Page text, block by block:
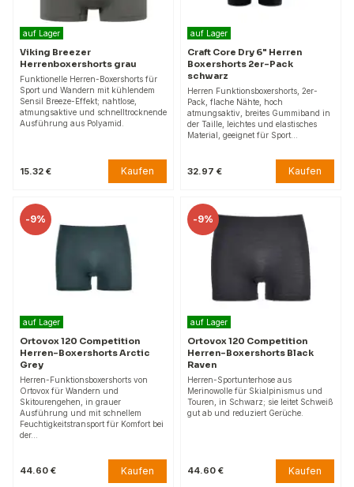
auf Lager
Viking Breezer
Herrenboxershorts grau
Funktionelle Herren-Boxershorts für
Sport und Wandern mit kühlendem
Sensil Breeze-Effekt; nahtlose,
atmungsaktive und schnelltrocknende
Ausführung aus Polyamid.
15.32 € Kaufen
auf Lager
Craft Core Dry 6" Herren
Boxershorts 2er-Pack
schwarz
Herren Funktionsboxershorts, 2er-
Pack, flache Nähte, hoch
atmungsaktiv, breites Gummiband in
der Taille, leichtes und elastisches
Material, geeignet für Sport…
32.97 € Kaufen
-9%
auf Lager
Ortovox 120 Competition
Herren-Boxershorts Arctic
Grey
Herren-Funktionsboxershorts von
Ortovox für Wandern und
Skitourengehen, in grauer
Ausführung und mit schnellem
Feuchtigkeitstransport für Komfort bei
der…
44.60 € Kaufen
-9%
auf Lager
Ortovox 120 Competition
Herren-Boxershorts Black
Raven
Herren-Sportunterhose aus
Merinowolle für Skialpinismus und
Touren, in Schwarz; sie leitet Schweiß
gut ab und reduziert Gerüche.
44.60 € Kaufen